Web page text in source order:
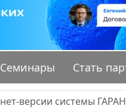
Семинары Стать